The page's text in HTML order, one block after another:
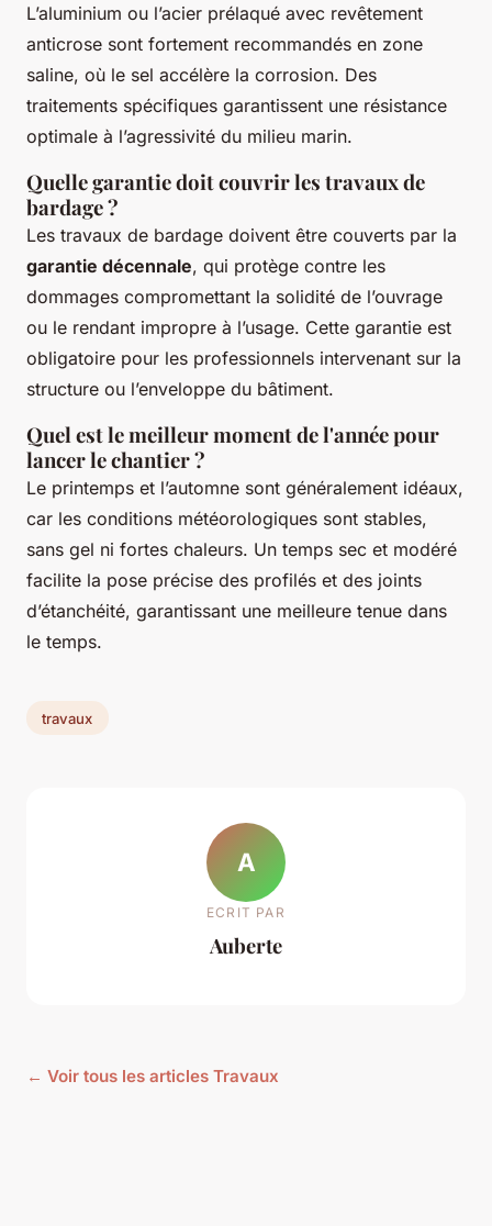
L’aluminium ou l’acier prélaqué avec revêtement
anticrose sont fortement recommandés en zone
saline, où le sel accélère la corrosion. Des
traitements spécifiques garantissent une résistance
optimale à l’agressivité du milieu marin.
Quelle garantie doit couvrir les travaux de
bardage ?
Les travaux de bardage doivent être couverts par la
garantie décennale, qui protège contre les
dommages compromettant la solidité de l’ouvrage
ou le rendant impropre à l’usage. Cette garantie est
obligatoire pour les professionnels intervenant sur la
structure ou l’enveloppe du bâtiment.
Quel est le meilleur moment de l'année pour
lancer le chantier ?
Le printemps et l’automne sont généralement idéaux,
car les conditions météorologiques sont stables,
sans gel ni fortes chaleurs. Un temps sec et modéré
facilite la pose précise des profilés et des joints
d’étanchéité, garantissant une meilleure tenue dans
le temps.
travaux
A
ECRIT PAR
Auberte
← Voir tous les articles Travaux